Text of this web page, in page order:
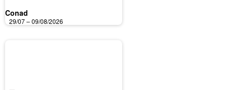
Conad
29/07 – 09/08/2026